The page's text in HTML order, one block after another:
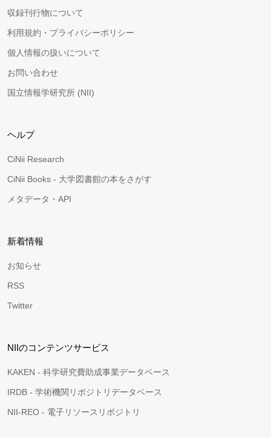
収録刊行物について
利用規約・プライバシーポリシー
個人情報の扱いについて
お問い合わせ
国立情報学研究所 (NII)
ヘルプ
CiNii Research
CiNii Books - 大学図書館の本をさがす
メタデータ・API
新着情報
お知らせ
RSS
Twitter
NIIのコンテンツサービス
KAKEN - 科学研究費助成事業データベース
IRDB - 学術機関リポジトリデータベース
NII-REO - 電子リソースリポジトリ